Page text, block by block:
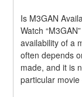
Is M3GAN
Watch
availability of a
often depends
made, and it is
particular